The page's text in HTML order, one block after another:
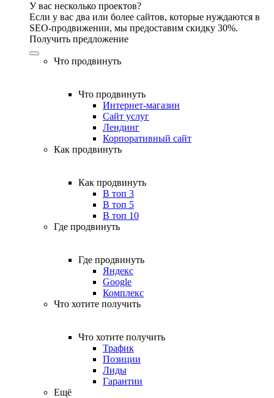
У вас несколько проектов?
Если у вас два или более сайтов, которые нуждаются в
SEO-продвижении, мы предоставим скидку 30%.
Получить предложение
Что продвинуть
Что продвинуть
Интернет-магазин
Сайт услуг
Лендинг
Корпоративный сайт
Как продвинуть
Как продвинуть
В топ 3
В топ 5
В топ 10
Где продвинуть
Где продвинуть
Яндекс
Google
Комплекс
Что хотите получить
Что хотите получить
Трафик
Позиции
Лиды
Гарантии
Ещё